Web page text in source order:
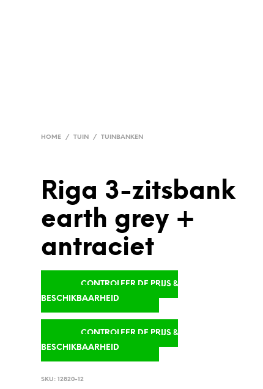
HOME / TUIN / TUINBANKEN
Riga 3-zitsbank
earth grey +
antraciet
CONTROLEER DE PRIJS &
BESCHIKBAARHEID
CONTROLEER DE PRIJS &
BESCHIKBAARHEID
SKU:12820-12